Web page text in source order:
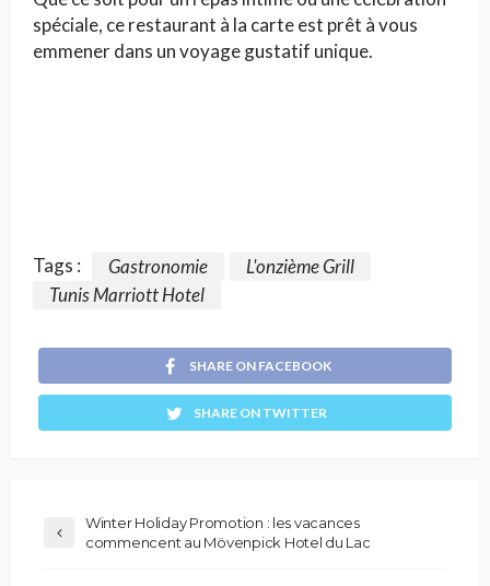
spéciale, ce restaurant à la carte est prêt à vous
emmener dans un voyage gustatif unique.
Tags : Gastronomie
L'onzième Grill
Tunis Marriott Hotel
SHARE ON FACEBOOK
SHARE ON TWITTER
Winter Holiday Promotion : les vacances
commencent au Mövenpick Hotel du Lac